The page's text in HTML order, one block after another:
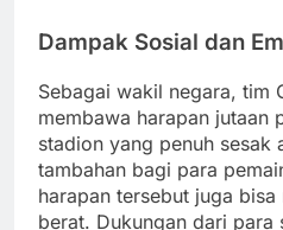
Dampak Sosial dan
Sebagai wakil negara, tim
membawa harapan jutaan
stadion yang penuh sesak
tambahan bagi para
harapan tersebut juga
berat. Dukungan dari para